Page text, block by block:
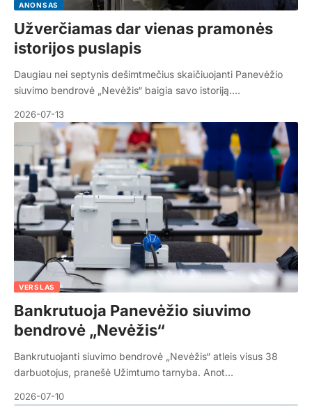
ANONSAS
Užverčiamas dar vienas pramonės
istorijos puslapis
Daugiau nei septynis dešimtmečius skaičiuojanti Panevėžio
siuvimo bendrovė „Nevėžis“ baigia savo istoriją.…
2026-07-13
VERSLAS
Bankrutuoja Panevėžio siuvimo
bendrovė „Nevėžis“
Bankrutuojanti siuvimo bendrovė „Nevėžis“ atleis visus 38
darbuotojus, pranešė Užimtumo tarnyba. Anot…
2026-07-10